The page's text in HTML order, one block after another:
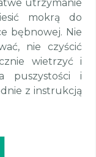
utrzymanie
mokrą do
bębnowej. Nie
nie czyścić
wietrzyć i
puszystości i
z instrukcją